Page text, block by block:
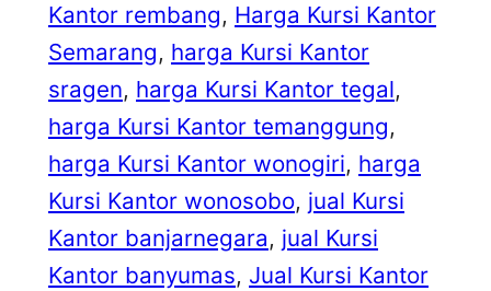
Kantor rembang, Harga Kursi Kantor
Semarang, harga Kursi Kantor
sragen, harga Kursi Kantor tegal
harga Kursi Kantor temanggung
harga Kursi Kantor wonogiri, harga
Kursi Kantor wonosobo, jual Kursi
Kantor banjarnegara, jual Kursi
Kantor banyumas, Jual Kursi Kantor